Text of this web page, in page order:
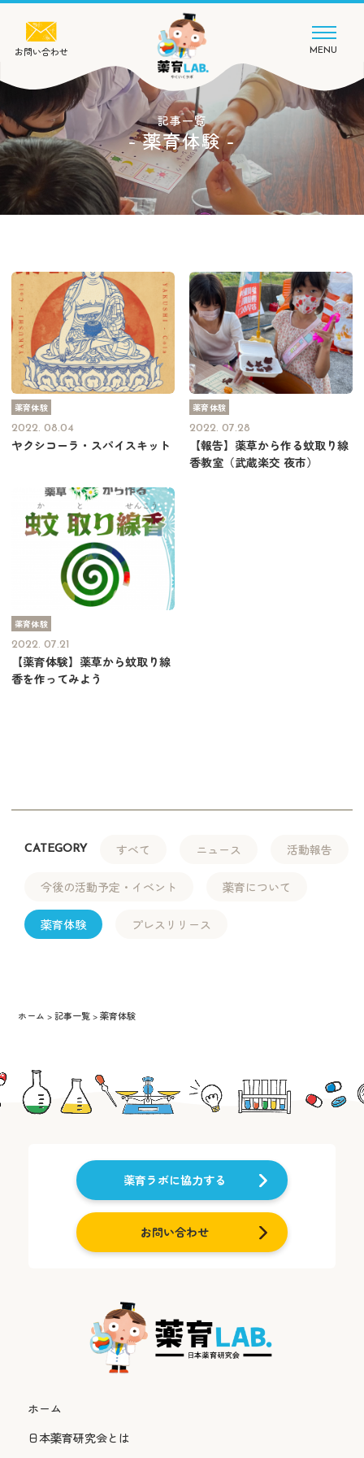
MENU
お問い合わせ
記事一覧
- 薬育体験 -
薬育体験
2022. 08.04
ヤクシコーラ・スパイスキット
薬育体験
2022. 07.28
【報告】薬草から作る蚊取り線
香教室（武蔵楽交 夜市）
薬育体験
2022. 07.21
【薬育体験】薬草から蚊取り線
香を作ってみよう
CATEGORY すべて ニュース 活動報告
今後の活動予定・イベント 薬育について
薬育体験 プレスリリース
ホーム >記事一覧 >薬育体験
薬育ラボに協力する
お問い合わせ
ホーム
日本薬育研究会とは